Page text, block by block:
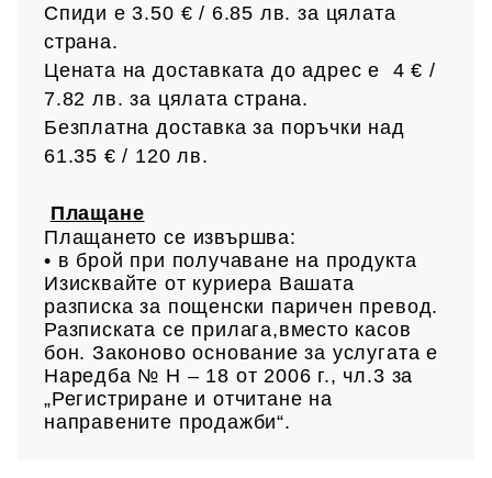
Спиди е 3.50 € / 6.85 лв.за цялата
страна.
Цената на доставката до адрес е 4 € /
7.82 лв.за цялата страна.
Безплатна доставка за поръчки над
61.35 € / 120 лв.
Плащане
Плащането се извършва:
• в брой при получаване на продукта
Изисквайте от куриера Вашата
разписка за пощенски паричен превод.
Разписката се прилага,вместо касов
бон. Законово основание за услугата е
Наредба № Н – 18 от 2006 г., чл.3 за
„Регистриране и отчитане на
направените продажби“.